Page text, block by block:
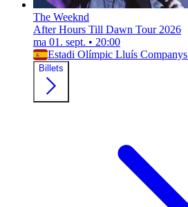
The Weeknd
After Hours Till Dawn Tour 2026
ma 01. sept. • 20:00
Estadi Olímpic Lluís Companys
Billets